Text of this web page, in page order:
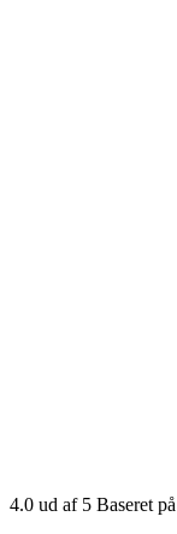
4.0 ud af 5 Baseret